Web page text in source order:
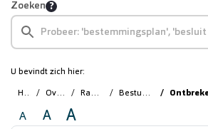
Zoeken
U bevindt zich hier:
Home Overzichten Raadsvragen Bestuurlijke vragen Ontbreken
A A A